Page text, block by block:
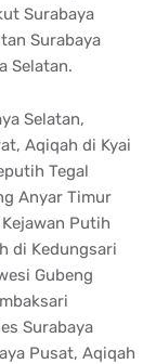
Surabaya
Surabaya
Selatan.
Selatan,
Aqiqah di Kyai
Tegal
Anyar Timur
Putih
di Kedungsari
Gubeng
Surabaya
Pusat, Aqiqah